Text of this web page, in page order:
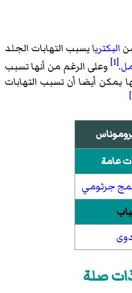
البكتريايسبب التهابات الجلد
.
[1]
وعلى الرغم من أنها تسبب
يمكن أيضا أن تسبب التهابات
عامة
جرثومي
صلة